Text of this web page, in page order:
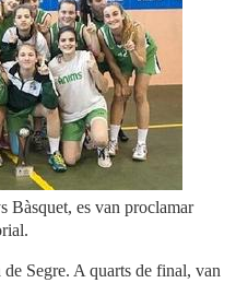
es van proclamar
Segre. A quarts de final, van